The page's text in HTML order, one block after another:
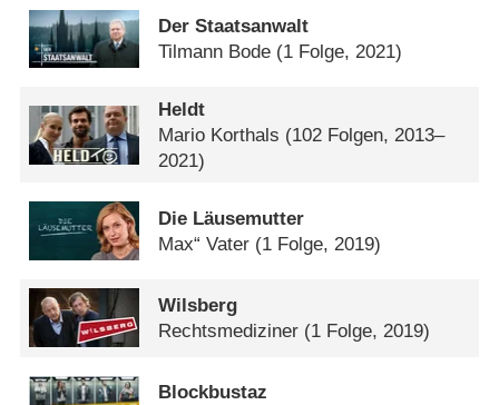
Der Staatsanwalt
Tilmann Bode (1 Folge, 2021)
Heldt
Mario Korthals (102 Folgen, 2013–
2021)
Die Läusemutter
Max“ Vater (1 Folge, 2019)
Wilsberg
Rechtsmediziner (1 Folge, 2019)
Blockbustaz